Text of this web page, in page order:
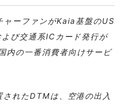
ャーファンがKaia基盤のUS
び交通系ICカード発行が
内の一番消費者向けサービ
れたDTMは、空港の出入